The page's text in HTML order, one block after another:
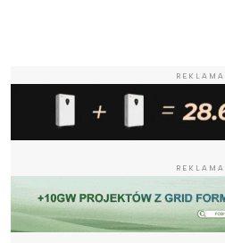
REKLAMA
REKLAMA